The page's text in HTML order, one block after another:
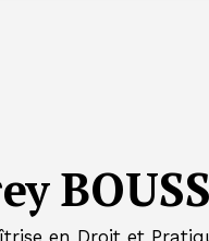
en Droit et